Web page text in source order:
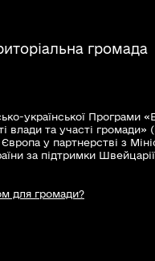
громада
української Програми
влади та участі громади»
у партнерстві з
за підтримки Швейцарії.
для громади?